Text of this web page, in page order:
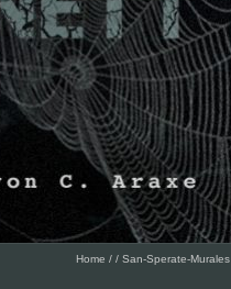
Home / / San-Sperate-Murales